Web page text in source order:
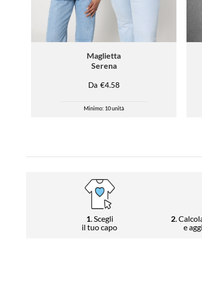
Maglietta
Serena
Da €4.58
Minimo: 10 unità
1. Scegli
il tuo capo
2.
e